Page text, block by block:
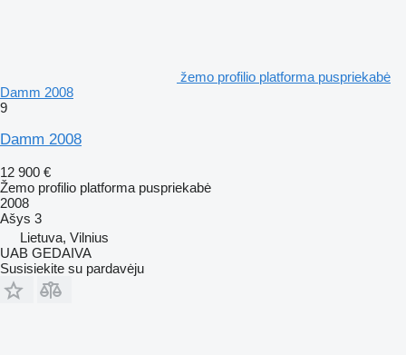
žemo profilio platforma puspriekabė
Damm 2008
9
Damm 2008
12 900 €
Žemo profilio platforma puspriekabė
2008
Ašys 3
Lietuva, Vilnius
UAB GEDAIVA
Susisiekite su pardavėju